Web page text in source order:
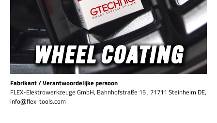
Fabrikant / Verantwoordelijke persoon
FLEX-Elektrowerkzeuge GmbH, Bahnhofstraße 15 , 71711 Steinheim DE,
info@flex-tools.com